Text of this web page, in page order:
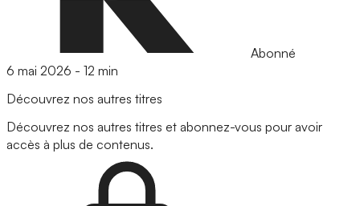
Abonné
6 mai 2026 - 12 min
Découvrez nos autres titres
Découvrez nos autres titres et abonnez-vous pour avoir
accès à plus de contenus.